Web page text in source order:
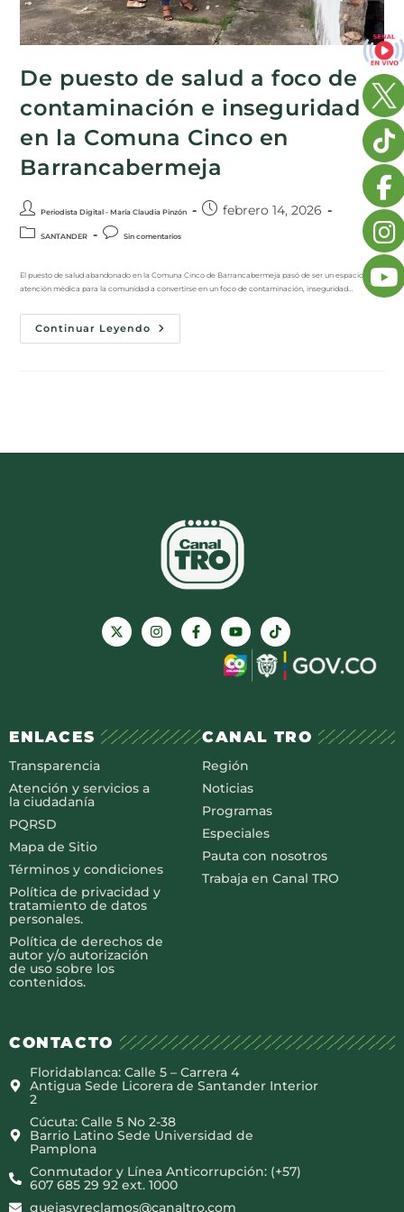
De puesto de salud a foco de
contaminación e inseguridad
en la Comuna Cinco en
Barrancabermeja
Periodista Digital - María Claudia Pinzón febrero 14, 2026
SANTANDER Sin comentarios
El puesto de salud abandonado en la Comuna Cinco de Barrancabermeja pasó de ser un espacio de
atención médica para la comunidad a convertirse en un foco de contaminación, inseguridad…
Continuar Leyendo
ENLACES
Transparencia
Atención y servicios a
la ciudadanía
PQRSD
Mapa de Sitio
Términos y condiciones
Política de privacidad y
tratamiento de datos
personales.
Política de derechos de
autor y/o autorización
de uso sobre los
contenidos.
CANAL TRO
Región
Noticias
Programas
Especiales
Pauta con nosotros
Trabaja en Canal TRO
CONTACTO
Floridablanca: Calle 5 – Carrera 4
Antigua Sede Licorera de Santander Interior
2
Cúcuta: Calle 5 No 2-38
Barrio Latino Sede Universidad de
Pamplona
Conmutador y Línea Anticorrupción: (+57)
607 685 29 92 ext. 1000
quejasyreclamos@canaltro.com